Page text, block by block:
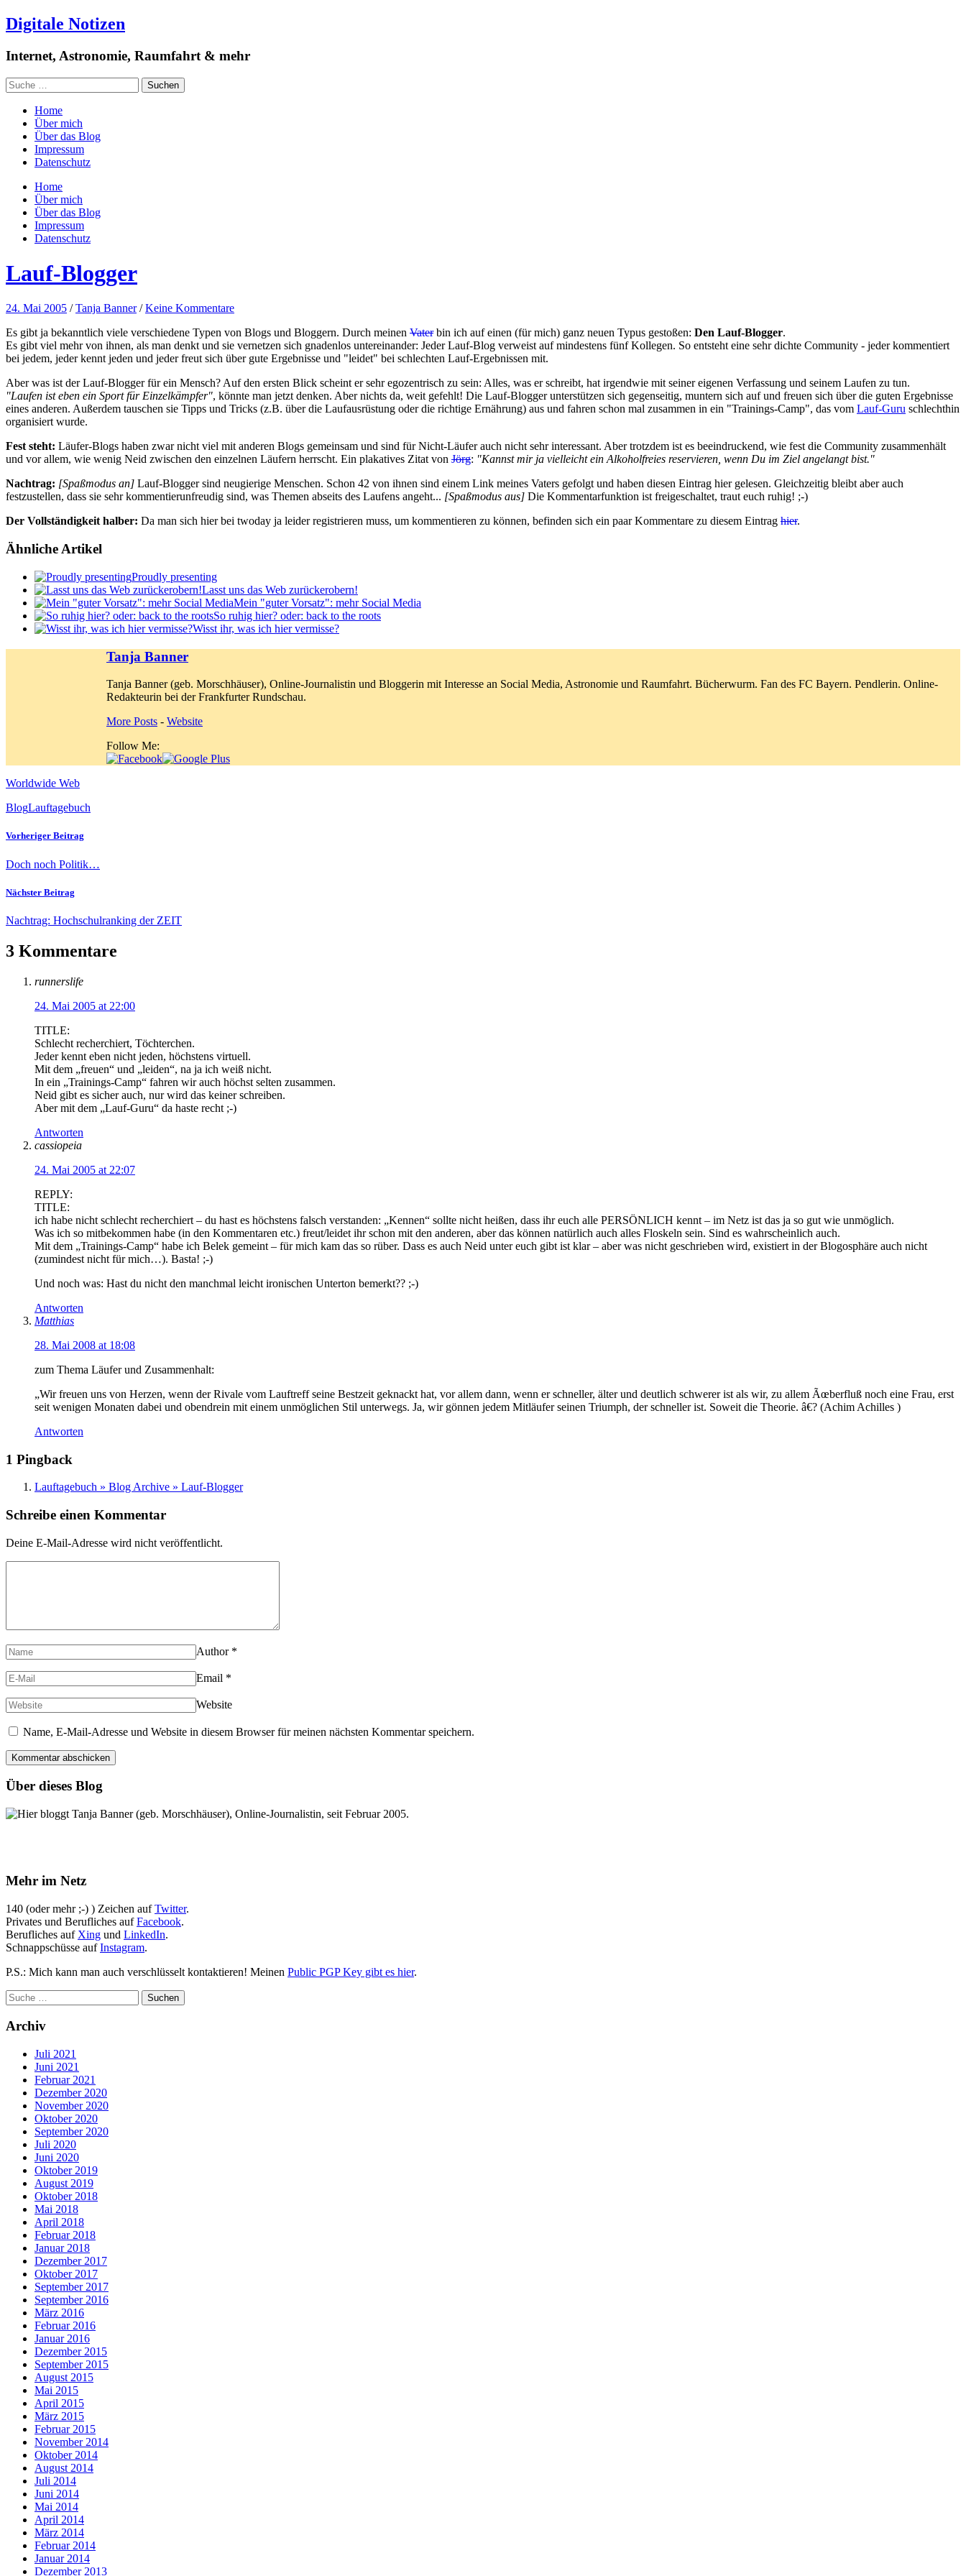
Digitale Notizen
Internet, Astronomie, Raumfahrt & mehr
Home
Über mich
Über das Blog
Impressum
Datenschutz
Home
Über mich
Über das Blog
Impressum
Datenschutz
Lauf-Blogger
24. Mai 2005 /Tanja Banner /Keine Kommentare
Es gibt ja bekanntlich viele verschiedene Typen von Blogs und Bloggern. Durch meinen Vaterbin ich auf einen (für mich) ganz neuen Typus gestoßen: Den Lauf-Blogger.
Es gibt viel mehr von ihnen, als man denkt und sie vernetzen sich gnadenlos untereinander: Jeder Lauf-Blog verweist auf mindestens fünf Kollegen. So entsteht eine sehr dichte Community - jeder kommentiert
bei jedem, jeder kennt jeden und jeder freut sich über gute Ergebnisse und "leidet" bei schlechten Lauf-Ergebnissen mit.
Aber was ist der Lauf-Blogger für ein Mensch? Auf den ersten Blick scheint er sehr egozentrisch zu sein: Alles, was er schreibt, hat irgendwie mit seiner eigenen Verfassung und seinem Laufen zu tun.
"Laufen ist eben ein Sport für Einzelkämpfer", könnte man jetzt denken. Aber nichts da, weit gefehlt! Die Lauf-Blogger unterstützen sich gegenseitig, muntern sich auf und freuen sich über die guten Ergebnisse
eines anderen. Außerdem tauschen sie Tipps und Tricks (z.B. über die Laufausrüstung oder die richtige Ernährung) aus und fahren schon mal zusammen in ein "Trainings-Camp", das vom Lauf-Guru schlechthin
organisiert wurde.
Fest steht: Läufer-Blogs haben zwar nicht viel mit anderen Blogs gemeinsam und sind für Nicht-Läufer auch nicht sehr interessant. Aber trotzdem ist es beeindruckend, wie fest die Community zusammenhält
und vor allem, wie wenig Neid zwischen den einzelnen Läufern herrscht. Ein plakatives Zitat von Jörg: "Kannst mir ja vielleicht ein Alkoholfreies reservieren, wenn Du im Ziel angelangt bist."
Nachtrag: [Spaßmodus an] Lauf-Blogger sind neugierige Menschen. Schon 42 von ihnen sind einem Link meines Vaters gefolgt und haben diesen Eintrag hier gelesen. Gleichzeitig bleibt aber auch
festzustellen, dass sie sehr kommentierunfreudig sind, was Themen abseits des Laufens angeht... [Spaßmodus aus] Die Kommentarfunktion ist freigeschaltet, traut euch ruhig! ;-)
Der Vollständigkeit halber: Da man sich hier bei twoday ja leider registrieren muss, um kommentieren zu können, befinden sich ein paar Kommentare zu diesem Eintrag hier.
Ähnliche Artikel
Proudly presenting
Lasst uns das Web zurückerobern!
Mein "guter Vorsatz": mehr Social Media
So ruhig hier? oder: back to the roots
Wisst ihr, was ich hier vermisse?
Tanja Banner
Tanja Banner (geb. Morschhäuser), Online-Journalistin und Bloggerin mit Interesse an Social Media, Astronomie und Raumfahrt. Bücherwurm. Fan des FC Bayern. Pendlerin. Online-
Redakteurin bei der Frankfurter Rundschau.
More Posts - Website
Follow Me:
Worldwide Web
BlogLauftagebuch
Vorheriger Beitrag
Doch noch Politik…
Nächster Beitrag
Nachtrag: Hochschulranking der ZEIT
3 Kommentare
runnerslife
24. Mai 2005 at 22:00
TITLE:
Schlecht recherchiert, Töchterchen.
Jeder kennt eben nicht jeden, höchstens virtuell.
Mit dem „freuen“ und „leiden“, na ja ich weiß nicht.
In ein „Trainings-Camp“ fahren wir auch höchst selten zusammen.
Neid gibt es sicher auch, nur wird das keiner schreiben.
Aber mit dem „Lauf-Guru“ da haste recht ;-)
Antworten
cassiopeia
24. Mai 2005 at 22:07
REPLY:
TITLE:
ich habe nicht schlecht recherchiert – du hast es höchstens falsch verstanden: „Kennen“ sollte nicht heißen, dass ihr euch alle PERSÖNLICH kennt – im Netz ist das ja so gut wie unmöglich.
Was ich so mitbekommen habe (in den Kommentaren etc.) freut/leidet ihr schon mit den anderen, aber das können natürlich auch alles Floskeln sein. Sind es wahrscheinlich auch.
Mit dem „Trainings-Camp“ habe ich Belek gemeint – für mich kam das so rüber. Dass es auch Neid unter euch gibt ist klar – aber was nicht geschrieben wird, existiert in der Blogosphäre auch nicht
(zumindest nicht für mich…). Basta! ;-)
Und noch was: Hast du nicht den manchmal leicht ironischen Unterton bemerkt?? ;-)
Antworten
Matthias
28. Mai 2008 at 18:08
zum Thema Läufer und Zusammenhalt:
„Wir freuen uns von Herzen, wenn der Rivale vom Lauftreff seine Bestzeit geknackt hat, vor allem dann, wenn er schneller, älter und deutlich schwerer ist als wir, zu allem Ãœberfluß noch eine Frau, erst
seit wenigen Monaten dabei und obendrein mit einem unmöglichen Stil unterwegs. Ja, wir gönnen jedem Mitläufer seinen Triumph, der schneller ist. Soweit die Theorie. â€? (Achim Achilles )
Antworten
1 Pingback
Lauftagebuch » Blog Archive » Lauf-Blogger
Schreibe einen Kommentar
Deine E-Mail-Adresse wird nicht veröffentlicht.
Author *
Email *
Website
Name, E-Mail-Adresse und Website in diesem Browser für meinen nächsten Kommentar speichern.
Über dieses Blog
Hier bloggt Tanja Banner (geb. Morschhäuser), Online-Journalistin, seit Februar 2005.
Mehr im Netz
140 (oder mehr ;-) ) Zeichen aufTwitter.
Privates und Berufliches aufFacebook.
Berufliches auf Xing und LinkedIn.
Schnappschüsse aufInstagram.
P.S.: Mich kann man auch verschlüsselt kontaktieren! Meinen Public PGP Key gibt es hier.
Archiv
Juli 2021
Juni 2021
Februar 2021
Dezember 2020
November 2020
Oktober 2020
September 2020
Juli 2020
Juni 2020
Oktober 2019
August 2019
Oktober 2018
Mai 2018
April 2018
Februar 2018
Januar 2018
Dezember 2017
Oktober 2017
September 2017
September 2016
März 2016
Februar 2016
Januar 2016
Dezember 2015
September 2015
August 2015
Mai 2015
April 2015
März 2015
Februar 2015
November 2014
Oktober 2014
August 2014
Juli 2014
Juni 2014
Mai 2014
April 2014
März 2014
Februar 2014
Januar 2014
Dezember 2013